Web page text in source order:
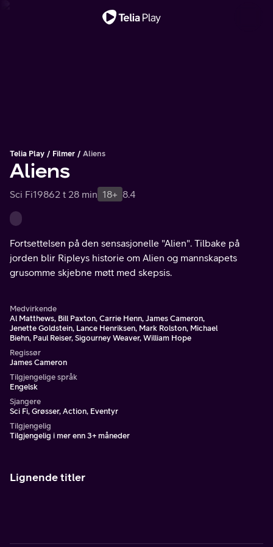
Telia Play Filmer Aliens
Aliens
Sci Fi19862 t 28 min 18+ 8.4
Fortsettelsen på den sensasjonelle "Alien". Tilbake på
jorden blir Ripleys historie om Alien og mannskapets
grusomme skjebne møtt med skepsis.
Medvirkende
Al Matthews, Bill Paxton, Carrie Henn, James Cameron,
Jenette Goldstein, Lance Henriksen, Mark Rolston, Michael
Biehn, Paul Reiser, Sigourney Weaver, William Hope
Regissør
James Cameron
Tilgjengelige språk
Engelsk
Sjangere
Sci Fi, Grøsser, Action, Eventyr
Tilgjengelig
Tilgjengelig i mer enn 3+ måneder
Lignende titler